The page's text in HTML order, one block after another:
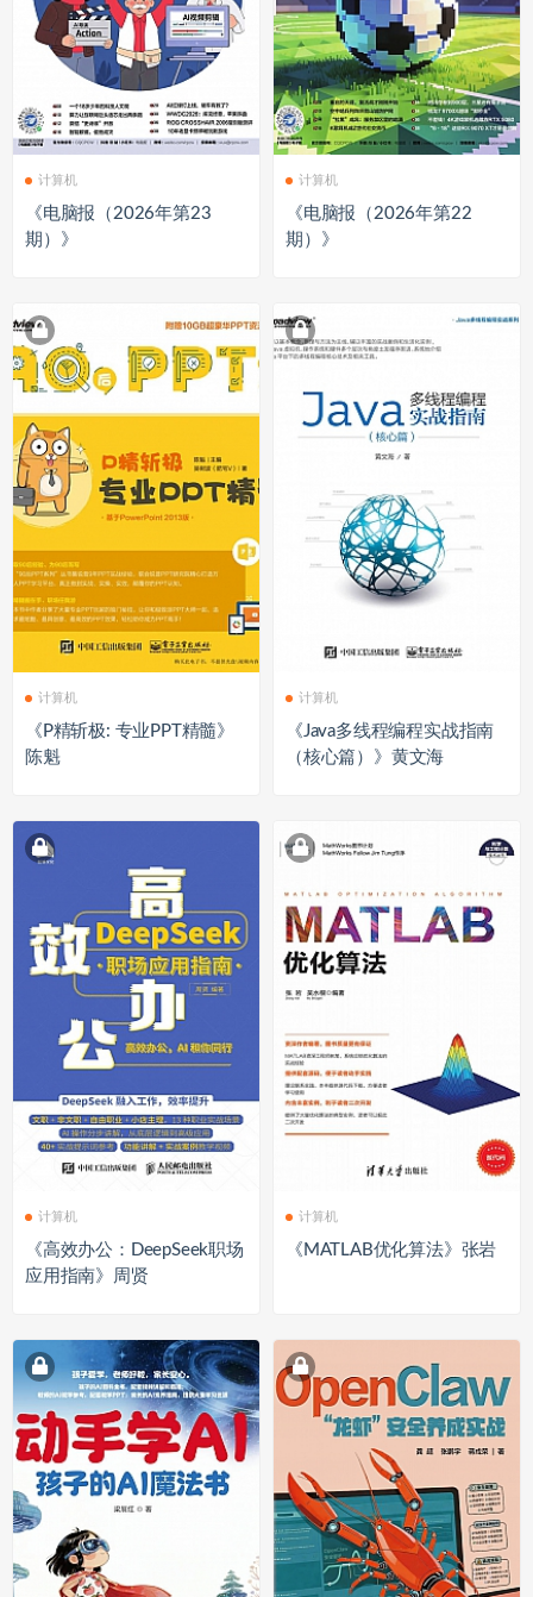
计算机
《电脑报（2026年第23
期）》
计算机
《电脑报（2026年第22
期）》
计算机
《P精斩极: 专业PPT精髓》
陈魁
计算机
《Java多线程编程实战指南
（核心篇）》黄文海
计算机
《高效办公：DeepSeek职场
应用指南》周贤
计算机
《MATLAB优化算法》张岩